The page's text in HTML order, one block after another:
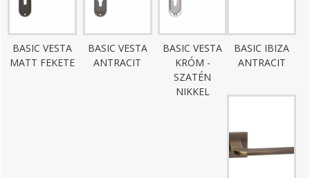
BASIC VESTA
MATT FEKETE
BASIC VESTA
ANTRACIT
BASIC VESTA
KRÓM -
SZATÉN
NIKKEL
BASIC IBIZA
ANTRACIT